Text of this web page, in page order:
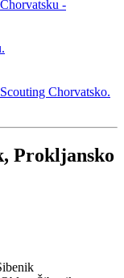
Prokljansko